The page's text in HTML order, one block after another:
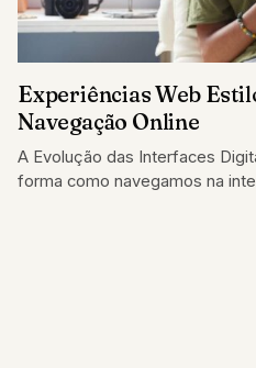
Experiências Web
Navegação Online
A Evolução das Interfaces
forma como navegamos na